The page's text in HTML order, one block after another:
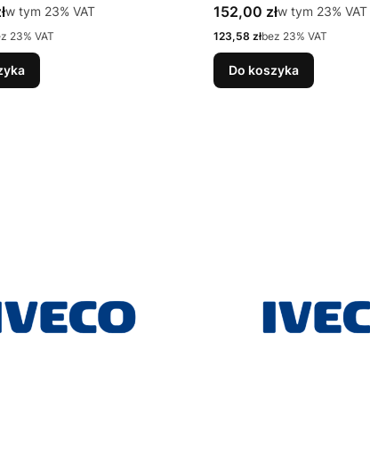
w tym %s VAT
w tym 23% VAT
23% VAT
Cena brutto
152,00 złw tym %s VAT
w tym 23% VAT
Cena netto
123,58 złbez 23% VAT
Do koszyka